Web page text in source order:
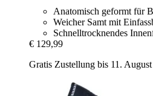
Anatomisch geformt für
Weicher Samt mit
Schnelltrocknendes
€ 129,99
Gratis Zustellung bis 11. August